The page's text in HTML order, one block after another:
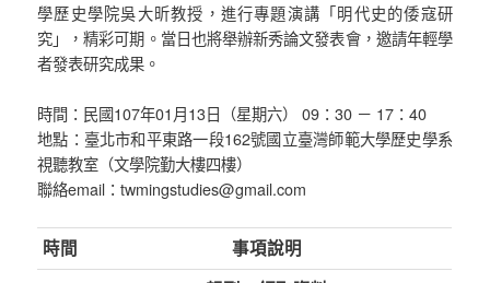
學歷史學院吳大昕教授，進行專題演講「明代史的倭寇研
究」，精彩可期。當日也將舉辦新秀論文發表會，邀請年輕學
者發表研究成果。
時間：民國107年01月13日（星期六） 09：30 － 17：40
地點：臺北市和平東路一段162號國立臺灣師範大學歷史學系
視聽教室（文學院勤大樓四樓）
聯絡email：twmingstudies@gmail.com
時間 事項說明